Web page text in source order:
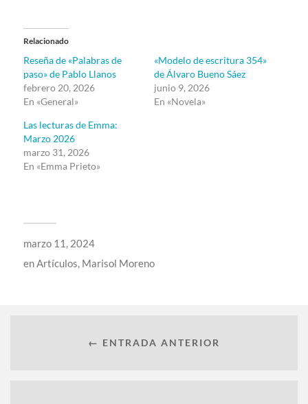
Relacionado
Reseña de «Palabras de
paso» de Pablo Llanos
febrero 20, 2026
En «General»
«Modelo de escritura 354»
de Álvaro Bueno Sáez
junio 9, 2026
En «Novela»
Las lecturas de Emma:
Marzo 2026
marzo 31, 2026
En «Emma Prieto»
marzo 11, 2024
en Artículos Marisol Moreno
← ENTRADA ANTERIOR